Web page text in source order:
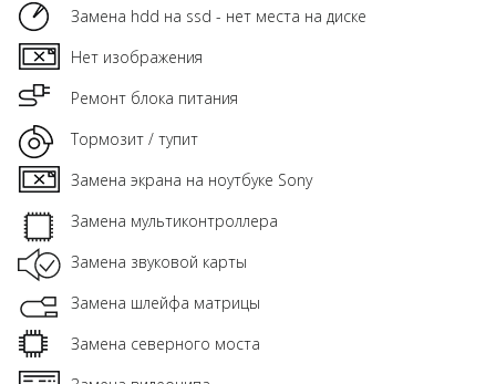
Замена hdd на ssd - нет места на диске
Нет изображения
Ремонт блока питания
Тормозит / тупит
Замена экрана на ноутбуке Sony
Замена мультиконтроллера
Замена звуковой карты
Замена шлейфа матрицы
Замена северного моста